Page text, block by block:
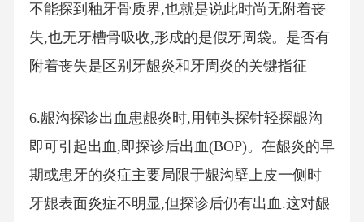
不能探到釉牙骨质界,也就是说此时尚无附着丧
失,也无牙槽骨吸收,形成的是假牙周袋。是否有
附着丧失是区别牙龈炎和牙周炎的关键指征
6.龈沟探诊出血患龈炎时,用钝头探针轻探龈沟
即可引起出血,即探诊后出血(BOP)。在龈炎的早
期或患牙的炎症主要局限于龈沟壁上皮一侧时
牙龈表面炎症不明显,但探诊后仍有出血.这对龈